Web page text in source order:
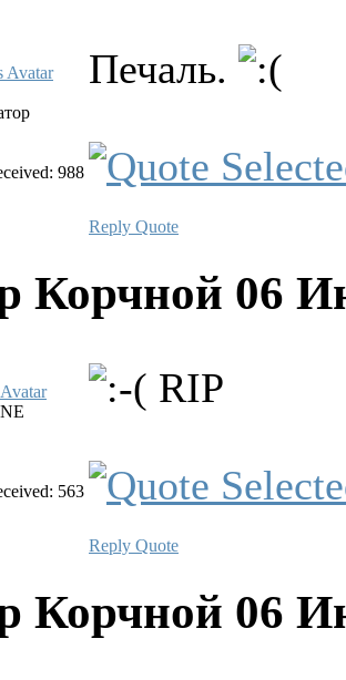
988
Печаль.
Reply Quote
Корчной 06
563
RIP
Reply Quote
Корчной 06